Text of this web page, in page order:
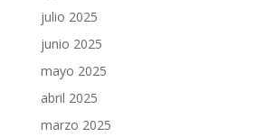
julio 2025
junio 2025
mayo 2025
abril 2025
marzo 2025